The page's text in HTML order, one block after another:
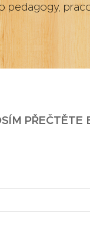
pedagogy,